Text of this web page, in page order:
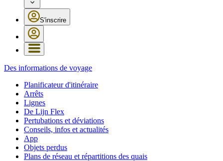
S'inscrire
Des informations de voyage
Planificateur d'itinéraire
Arrêts
Lignes
De Lijn Flex
Pertubations et déviations
Conseils, infos et actualités
App
Objets perdus
Plans de réseau et répartitions des quais